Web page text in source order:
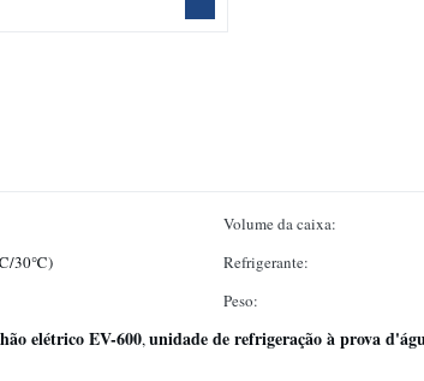
Volume da caixa:
30℃) Refrigerante:
Peso:
elétrico EV-600,unidade de refrigeração à prova